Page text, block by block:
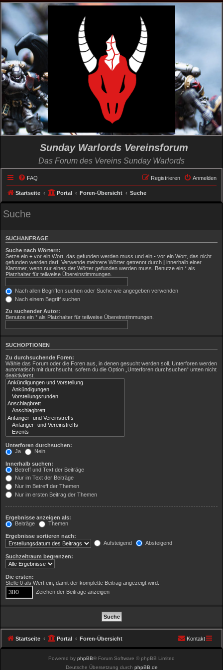
Sunday Warlords Vereinsforum
Das Forum des Vereins Sunday Warlords
FAQ Anmelden
Registrieren
Startseite Portal Foren-Übersicht Suche
Suche
SUCHANFRAGE
Suche nach Wörtern:
Setze ein + vor ein Wort, das gefunden werden muss und ein - vor ein Wort, das nicht
gefunden werden darf. Verwende mehrere Wörter getrennt durch | innerhalb einer
Klammer, wenn nur eines der Wörter gefunden werden muss. Benutze ein * als
Platzhalter für teilweise Übereinstimmungen.
Nach allen Begriffen suchen oder Suche wie angegeben verwenden
Nach einem Begriff suchen
Zu suchender Autor:
Benutze ein * als Platzhalter für teilweise Übereinstimmungen.
SUCHOPTIONEN
Zu durchsuchende Foren:
Wähle das Forum oder die Foren aus, in denen gesucht werden soll. Unterforen werden
automatisch mit durchsucht, sofern du die Option „Unterforen durchsuchen“ unten nicht
deaktivierst.
Unterforen durchsuchen:
Ja
Nein
Innerhalb suchen:
Betreff und Text der Beiträge
Nur im Text der Beiträge
Nur im Betreff der Themen
Nur im ersten Beitrag der Themen
Ergebnisse anzeigen als:
Beiträge
Themen
Ergebnisse sortieren nach:
Aufsteigend
Absteigend
Suchzeitraum begrenzen:
Die ersten:
Stelle 0 als Wert ein, damit der komplette Beitrag angezeigt wird.
Zeichen der Beiträge anzeigen
Startseite Portal Foren-Übersicht Kontakt
Powered by phpBB® Forum Software © phpBB Limited
Deutsche Übersetzung durch phpBB.de